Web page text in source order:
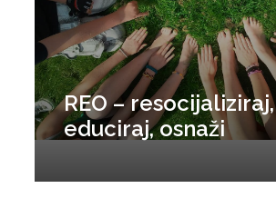
REO – resocijaliziraj,
educiraj, osnaži